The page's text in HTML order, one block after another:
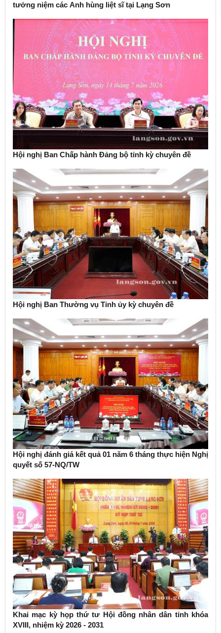
tưởng niệm các Anh hùng liệt sĩ tại Lạng Sơn
Hội nghị Ban Chấp hành Đảng bộ tỉnh kỳ chuyên đề
Hội nghị Ban Thường vụ Tỉnh ủy kỳ chuyên đề
Hội nghị đánh giá kết quả 01 năm 6 tháng thực hiện Nghị
quyết số 57-NQ/TW
Khai mạc kỳ họp thứ tư Hội đồng nhân dân tỉnh khóa
XVIII, nhiệm kỳ 2026 - 2031